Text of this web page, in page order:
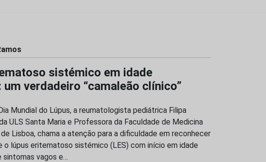
sistémico em idade
verdadeiro “camaleão clínico”
Mundial do Lúpus, a reumatologista pediátrica Filipa
ULS Santa Maria e Professora da Faculdade de Medicina
Lisboa, chama a atenção para a dificuldade em reconhecer
o lúpus eritematoso sistémico (LES) com início em idade
sintomas vagos e…